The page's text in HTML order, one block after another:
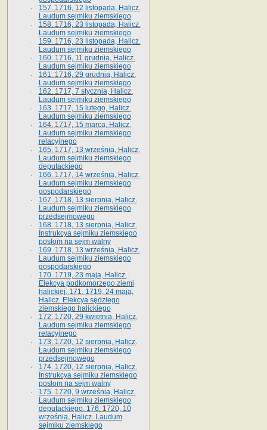
157. 1716, 12 listopada, Halicz.
Laudum sejmiku ziemskiego
158. 1716, 23 listopada, Halicz.
Laudum sejmiku ziemskiego
159. 1716, 23 listopada, Halicz.
Laudum sejmiku ziemskiego
160. 1716, 11 grudnia, Halicz.
Laudum sejmiku ziemskiego
161. 1716, 29 grudnia, Halicz.
Laudum sejmiku ziemskiego
162. 1717, 7 stycznia, Halicz.
Laudum sejmiku ziemskiego
163. 1717, 15 lutego, Halicz.
Laudum sejmiku ziemskiego
164. 1717, 15 marca, Halicz.
Laudum sejmiku ziemskiego
relacyjnego
165. 1717, 13 września, Halicz.
Laudum sejmiku ziemskiego
deputackiego
166. 1717, 14 września, Halicz.
Laudum sejmiku ziemskiego
gospodarskiego
167. 1718, 13 sierpnia, Halicz.
Laudum sejmiku ziemskiego
przedsejmowego
168. 1718, 13 sierpnia, Halicz.
Instrukcya sejmiku ziemskiego
posłom na sejm walny
169. 1718, 13 września, Halicz.
Laudum sejmiku ziemskiego
gospodarskiego
170. 1719, 23 maja, Halicz.
Elekcya podkomorzego ziemi
halickiej. 171. 1719, 24 maja,
Halicz. Elekcya sędziego
ziemskiego halickiego
172. 1720, 29 kwietnia, Halicz.
Laudum sejmiku ziemskiego
relacyjnego
173. 1720, 12 sierpnia, Halicz.
Laudum sejmiku ziemskiego
przedsejmowego
174. 1720, 12 sierpnia, Halicz.
Instrukcya sejmiku ziemskiego
posłom na sejm walny
175. 1720, 9 września, Halicz.
Laudum sejmiku ziemskiego
deputackiego. 176. 1720, 10
września, Halicz. Laudum
sejmiku ziemskiego